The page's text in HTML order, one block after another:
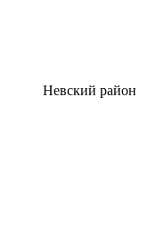
Невский район